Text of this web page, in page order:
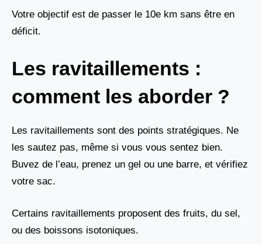
Votre objectif est de passer le 10e km sans être en
déficit.
Les ravitaillements :
comment les aborder ?
Les ravitaillements sont des points stratégiques. Ne
les sautez pas, même si vous vous sentez bien.
Buvez de l’eau, prenez un gel ou une barre, et vérifiez
votre sac.
Certains ravitaillements proposent des fruits, du sel,
ou des boissons isotoniques.